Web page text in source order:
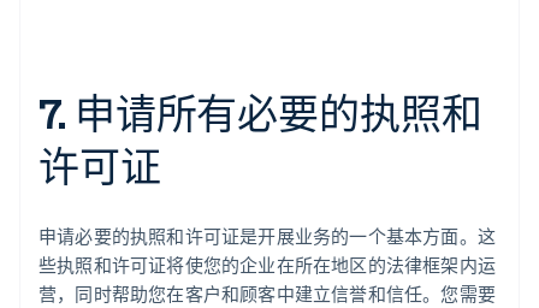
7. 申请所有必要的执照和
许可证
申请必要的执照和许可证是开展业务的一个基本方面。这
些执照和许可证将使您的企业在所在地区的法律框架内运
营，同时帮助您在客户和顾客中建立信誉和信任。您需要